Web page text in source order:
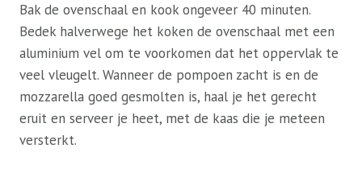
Bak de ovenschaal en kook ongeveer 40 minuten.
Bedek halverwege het koken de ovenschaal met een
aluminium vel om te voorkomen dat het oppervlak te
veel vleugelt. Wanneer de pompoen zacht is en de
mozzarella goed gesmolten is, haal je het gerecht
eruit en serveer je heet, met de kaas die je meteen
versterkt.